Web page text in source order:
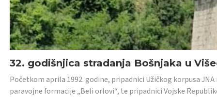
32. godišnjica stradanja Bošnjaka u
Početkom aprila 1992. godine, pripadnici Užičkog korpusa
paravojne formacije „Beli orlovi“, te pripadnici Vojske